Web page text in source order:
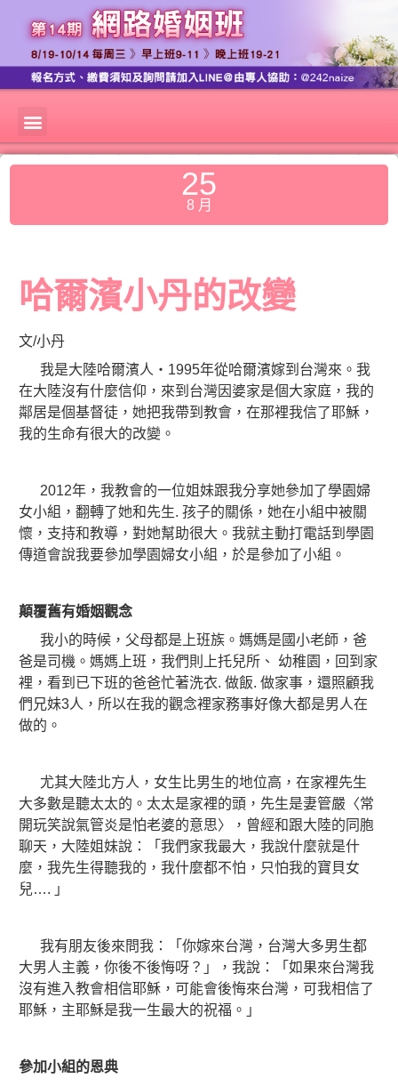
25
8 月
哈爾濱小丹的改變
文/小丹
我是大陸哈爾濱人‧1995年從哈爾濱嫁到台灣來。我
在大陸沒有什麼信仰，來到台灣因婆家是個大家庭，我的
鄰居是個基督徒，她把我帶到教會，在那裡我信了耶穌，
我的生命有很大的改變。
2012年，我教會的一位姐妹跟我分享她參加了學園婦
女小組，翻轉了她和先生. 孩子的關係，她在小組中被關
懷，支持和教導，對她幫助很大。我就主動打電話到學園
傳道會說我要參加學園婦女小組，於是參加了小組。
顛覆舊有婚姻觀念
我小的時候，父母都是上班族。媽媽是國小老師，爸
爸是司機。媽媽上班，我們則上托兒所、 幼稚園，回到家
裡，看到已下班的爸爸忙著洗衣. 做飯. 做家事，還照顧我
們兄妹3人，所以在我的觀念裡家務事好像大都是男人在
做的。
尤其大陸北方人，女生比男生的地位高，在家裡先生
大多數是聽太太的。太太是家裡的頭，先生是妻管嚴〈常
開玩笑說氣管炎是怕老婆的意思〉，曾經和跟大陸的同胞
聊天，大陸姐妹說：「我們家我最大，我說什麼就是什
麼，我先生得聽我的，我什麼都不怕，只怕我的寶貝女
兒…. 」
我有朋友後來問我：「你嫁來台灣，台灣大多男生都
大男人主義，你後不後悔呀？」，我說：「如果來台灣我
沒有進入教會相信耶穌，可能會後悔來台灣，可我相信了
耶穌，主耶穌是我一生最大的祝福。」
參加小組的恩典